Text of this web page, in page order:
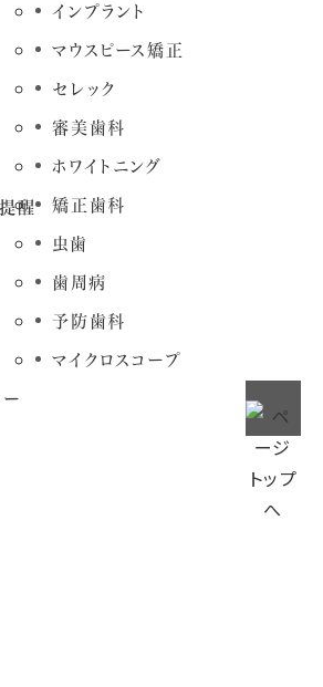
醒
インプラント
マウスピース矯正
セレック
審美歯科
ホワイトニング
矯正歯科
虫歯
歯周病
予防歯科
マイクロスコープ